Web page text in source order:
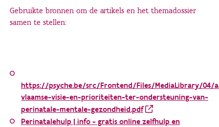
Gebruikte bronnen om de artikels en het themadossier
samen te stellen:
https://psyche.be/src/Frontend/Files/MediaLibrary/04/
vlaamse-visie-en-prioriteiten-ter-ondersteuning-van-
perinatale-mentale-gezondheid.pdf
Perinatalehulp | info - gratis online zelfhulp en